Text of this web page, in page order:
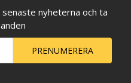
nyheterna och ta
PRENUMERERA